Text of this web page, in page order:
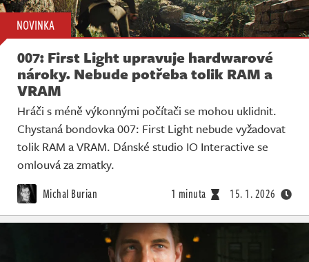
NOVINKA
007: First Light upravuje hardwarové
nároky. Nebude potřeba tolik RAM a
VRAM
Hráči s méně výkonnými počítači se mohou uklidnit.
Chystaná bondovka 007: First Light nebude vyžadovat
tolik RAM a VRAM. Dánské studio IO Interactive se
omlouvá za zmatky.
Michal Burian 1 minuta 15. 1. 2026